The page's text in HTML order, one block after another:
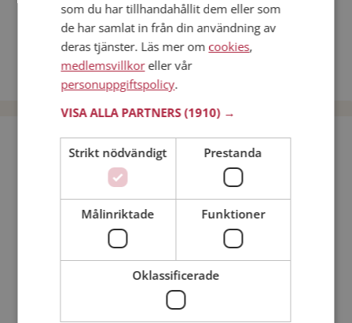
Andra singlar från Örkelljunga
Kvinnor från Örkelljunga
Dejta kvinnor i Sverige
Dejta män i Sverige
Bli medlem utan kostnad!
Min ålder:
som du har tillhandahållit dem eller som
de har samlat in från din användning av
deras tjänster. Läs mer om cookies,
medlemsvillkoreller vår
personuppgiftspolicy.
VISA ALLA PARTNERS(1910) →
Strikt nödvändigt Prestanda
Målinriktade Funktioner
Oklassificerade